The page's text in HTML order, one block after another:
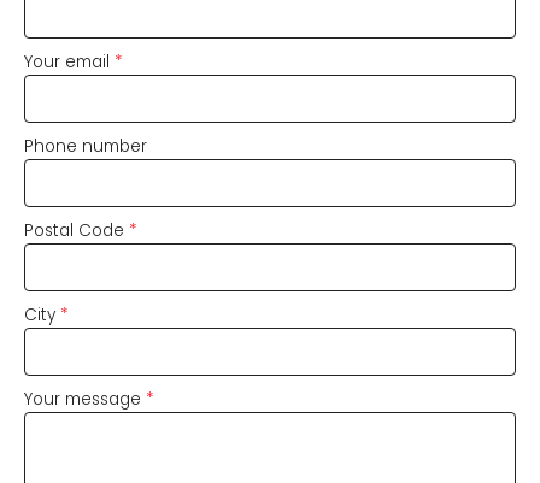
Your email *
Phone number
Postal Code *
City *
Your message *